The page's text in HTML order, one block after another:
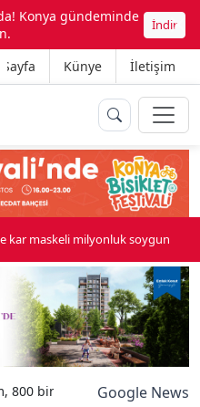
Konya gündeminde
İndir
Sayfa Künye İletişim
kar maskeli milyonluk soygun
800 bin TL ödül: Teknoloji
Google News